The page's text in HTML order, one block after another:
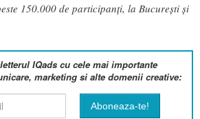
150.000 de participanți, la București și
IQads cu cele mai importante
marketing si alte domenii creative: